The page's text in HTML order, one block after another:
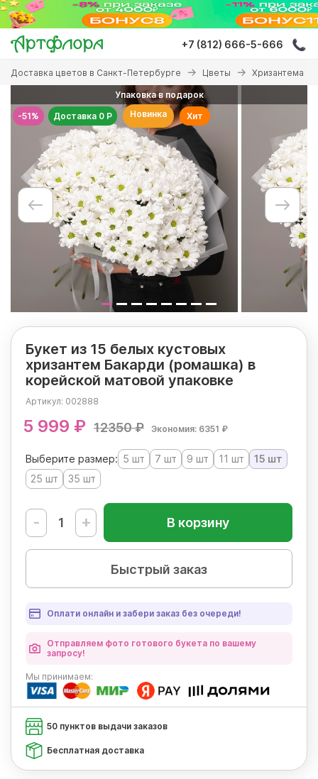
Перейти
основному
содержанию
+7 (812) 666-5-666
Вы
здесь
Доставка цветов в Санкт-Петербурге Цветы Хризантема
-51%
Упаковка в подарок
Доставка 0 Р
Новинка Хит
Букет из 15 белых кустовых
хризантем Бакарди (ромашка) в
корейской матовой упаковке
Артикул: 002888
5 999 ₽ 12350 ₽ Экономия: 6351 ₽
Выберите размер: 5 шт 7 шт 9 шт 11 шт
15 шт
25 шт
35 шт
- + В корзину
Быстрый заказ
Оплати онлайн и забери заказ без очереди!
Отправляем фото готового букета по вашему
запросу!
Мы принимаем:
50 пунктов выдачи заказов
Бесплатная доставка